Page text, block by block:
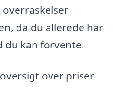
da du allerede har
du kan forvente.
over priser